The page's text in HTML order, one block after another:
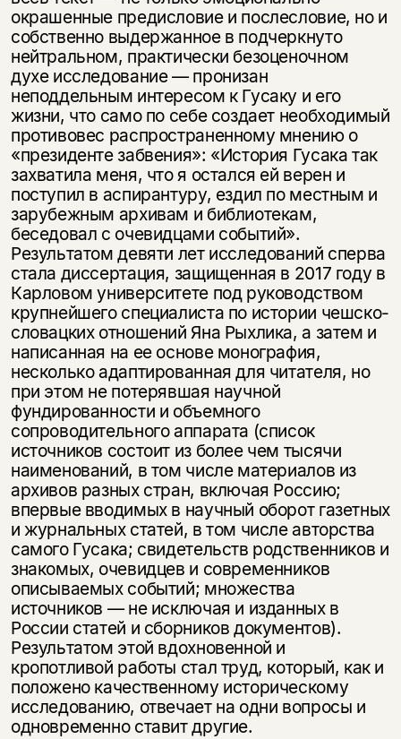
окрашенные предисловие и послесловие, но и
собственно выдержанное в подчеркнуто
нейтральном, практически безоценочном
духе исследование — пронизан
неподдельным интересом к Гусаку и его
жизни, что само по себе создает необходимый
противовес распространенному мнению о
«президенте забвения»: «История Гусака так
захватила меня, что я остался ей верен и
поступил в аспирантуру, ездил по местным и
зарубежным архивам и библиотекам,
беседовал с очевидцами событий».
Результатом девяти лет исследований сперва
стала диссертация, защищенная в 2017 году в
Карловом университете под руководством
крупнейшего специалиста по истории чешско-
словацких отношений Яна Рыхлика, а затем и
написанная на ее основе монография,
несколько адаптированная для читателя, но
при этом не потерявшая научной
фундированности и объемного
сопроводительного аппарата (список
источников состоит из более чем тысячи
наименований, в том числе материалов из
архивов разных стран, включая Россию;
впервые вводимых в научный оборот газетных
и журнальных статей, в том числе авторства
самого Гусака; свидетельств родственников и
знакомых, очевидцев и современников
описываемых событий; множества
источников — не исключая и изданных в
России статей и сборников документов).
Результатом этой вдохновенной и
кропотливой работы стал труд, который, как и
положено качественному историческому
исследованию, отвечает на одни вопросы и
одновременно ставит другие.